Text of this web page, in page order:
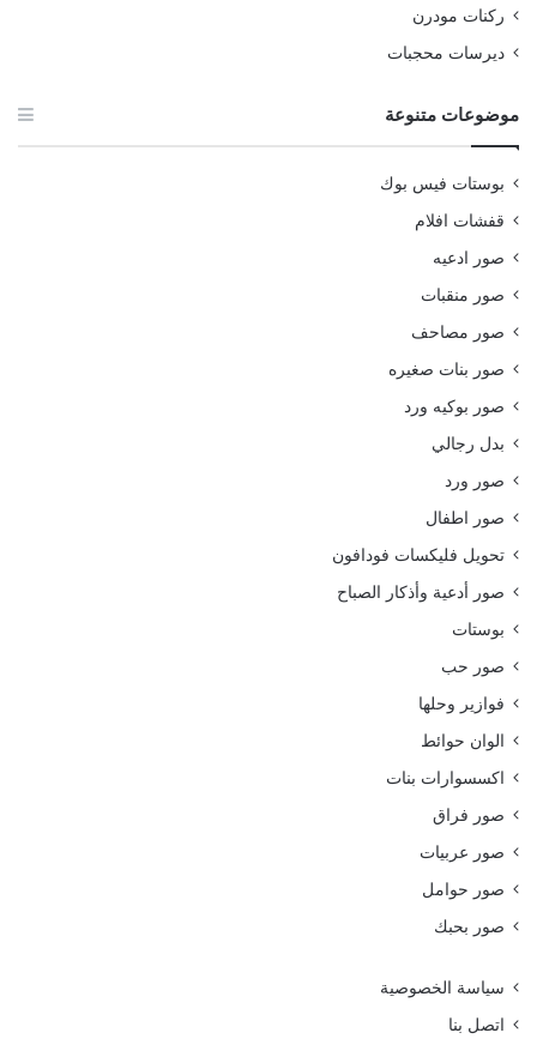
ركنات مودرن
ديرسات محجبات
موضوعات متنوعة
بوستات فيس بوك
قفشات افلام
صور ادعيه
صور منقبات
صور مصاحف
صور بنات صغيره
صور بوكيه ورد
بدل رجالي
صور ورد
صور اطفال
تحويل فليكسات فودافون
صور أدعية وأذكار الصباح
بوستات
صور حب
فوازير وحلها
الوان حوائط
اكسسوارات بنات
صور فراق
صور عربيات
صور حوامل
صور بحبك
سياسة الخصوصية
اتصل بنا